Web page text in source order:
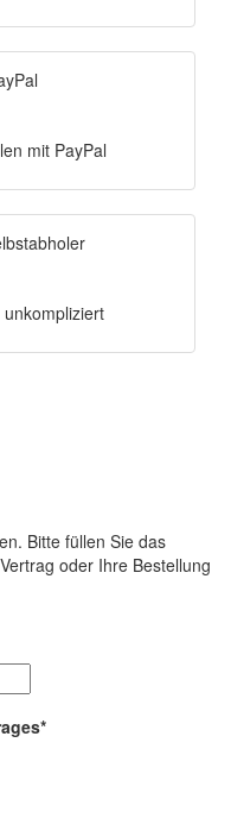
mit PayPal
Bitte füllen Sie das
oder Ihre Bestellung